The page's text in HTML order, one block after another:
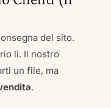
del sito.
lì. Il nostro
un file, ma
.